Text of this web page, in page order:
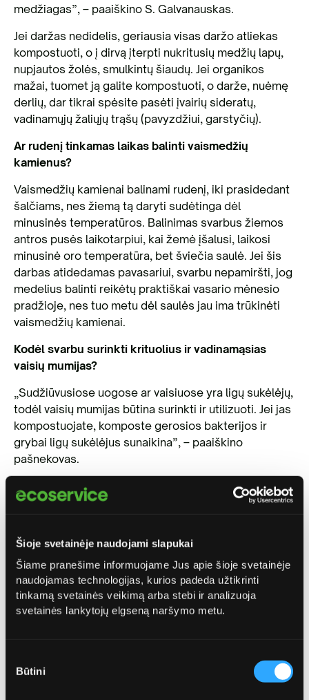
Šioje svetainėje naudojami slapukai
Šiame pranešime informuojame Jus apie šioje svetainėje
naudojamas technologijas, kurios padeda užtikrinti
tinkamą svetainės veikimą arba stebi ir analizuoja
svetainės lankytojų elgseną naršymo metu.
pasirinkimas
Būtini
medžiagas”, – paaiškino S. Galvanauskas.
Jei daržas nedidelis, geriausia visas daržo atliekas
kompostuoti, o į dirvą įterpti nukritusių medžių lapų,
nupjautos žolės, smulkintų šiaudų. Jei organikos
mažai, tuomet ją galite kompostuoti, o darže, nuėmę
derlių, dar tikrai spėsite pasėti įvairių sideratų,
vadinamųjų žaliųjų trąšų (pavyzdžiui, garstyčių).
Ar rudenį tinkamas laikas balinti vaismedžių
kamienus?
Vaismedžių kamienai balinami rudenį, iki prasidedant
šalčiams, nes žiemą tą daryti sudėtinga dėl
minusinės temperatūros. Balinimas svarbus žiemos
antros pusės laikotarpiui, kai žemė įšalusi, laikosi
minusinė oro temperatūra, bet šviečia saulė. Jei šis
darbas atidedamas pavasariui, svarbu nepamiršti, jog
medelius balinti reikėtų praktiškai vasario mėnesio
pradžioje, nes tuo metu dėl saulės jau ima trūkinėti
vaismedžių kamienai.
Kodėl svarbu surinkti krituolius ir vadinamąsias
vaisių mumijas?
„Sudžiūvusiose uogose ar vaisiuose yra ligų sukėlėjų,
todėl vaisių mumijas būtina surinkti ir utilizuoti. Jei jas
kompostuojate, komposte gerosios bakterijos ir
grybai ligų sukėlėjus sunaikina”, – paaiškino
pašnekovas.
Beje, rudenį svarbu nepamiršti ir dar vieno darbo –
stebėti, ar augalams pakanka drėgmės, juos palieti
šalnas augalų laistyti negalima, iš tiesų, tą padaryti
būtina. Tuomet mažesnė tikimybė, jog augalai nušals.
Kol oro temperatūra nenukrito labai žemai,
vaismedžius ir vaiskrūmius dar galima tręšti
rudeninėmis trąšomis ar augalus profilaktiškai